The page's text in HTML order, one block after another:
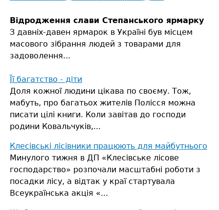
Відродження слави Степанського ярмарку
З давніх-давен ярмарок в Україні був місцем
масового зібрання людей з товарами для
задоволення...
Її багатство - діти
Доля кожної людини цікава по своєму. Тож,
мабуть, про багатьох жителів Полісся можна
писати цілі книги. Коли завітав до господи
родини Ковальчуків,...
Клесівські лісівники працюють для майбутнього
Минулого тижня в ДП «Клесівське лісове
господарство» розпочали масштабні роботи з
посадки лісу, а відтак у краї стартувала
Всеукраїнська акція «...